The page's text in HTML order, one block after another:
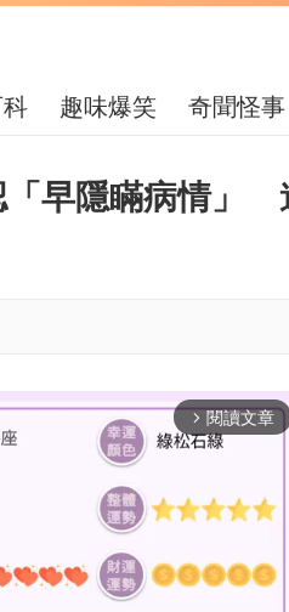
趣味爆笑 奇聞怪事
「早隱瞞病情」
arrow_forward_ios 閱讀文章